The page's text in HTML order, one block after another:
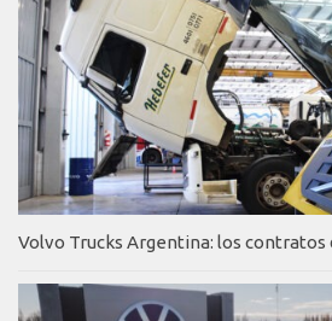
Volvo Trucks Argentina: los